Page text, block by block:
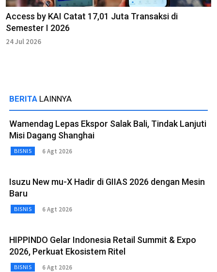
Access by KAI Catat 17,01 Juta Transaksi di
Semester I 2026
24 Jul 2026
BERITA LAINNYA
Wamendag Lepas Ekspor Salak Bali, Tindak Lanjuti
Misi Dagang Shanghai
BISNIS 6 Agt 2026
Isuzu New mu-X Hadir di GIIAS 2026 dengan Mesin
Baru
BISNIS 6 Agt 2026
HIPPINDO Gelar Indonesia Retail Summit & Expo
2026, Perkuat Ekosistem Ritel
BISNIS 6 Agt 2026